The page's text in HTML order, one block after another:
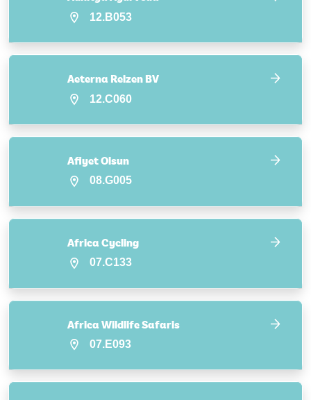
12.B053
Aeterna Reizen BV
12.C060
Afiyet Olsun
08.G005
Africa Cycling
07.C133
Africa Wildlife Safaris
07.E093